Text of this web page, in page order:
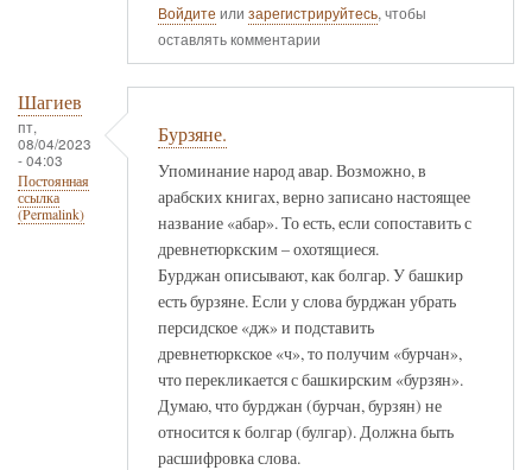
Войдите или зарегистрируйтесь, чтобы
оставлять комментарии
Шагиев
пт,
08/04/2023
- 04:03
Постоянная
ссылка
(Permalink)
Бурзяне.
Упоминание народ авар. Возможно, в
арабских книгах, верно записано настоящее
название «абар». То есть, если сопоставить с
древнетюркским – охотящиеся.
Бурджан описывают, как болгар. У башкир
есть бурзяне. Если у слова бурджан убрать
персидское «дж» и подставить
древнетюркское «ч», то получим «бурчан»,
что перекликается с башкирским «бурзян».
Думаю, что бурджан (бурчан, бурзян) не
относится к болгар (булгар). Должна быть
расшифровка слова.